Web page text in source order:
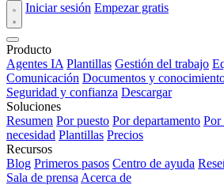
Iniciar sesión Empezar gratis
Producto
Agentes IA Plantillas Gestión del trabajo
Comunicación Documentos y
Seguridad y confianza Descargar
Soluciones
Resumen Por puesto Por departamento Por
necesidad Plantillas Precios
Recursos
Blog Primeros pasos Centro de ayuda
Sala de prensa Acerca de